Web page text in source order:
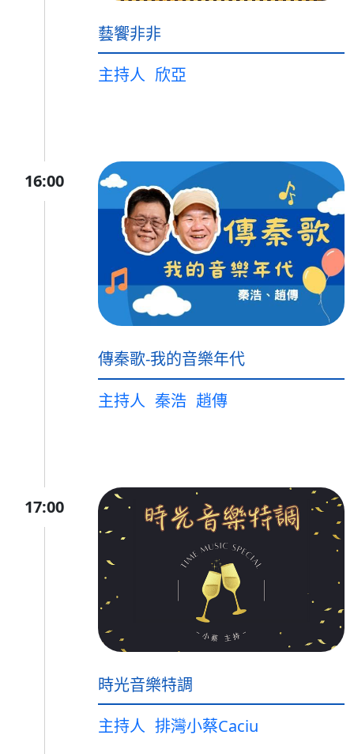
藝饗非非
主持人 欣亞
16:00
傳秦歌-我的音樂年代
主持人 秦浩 趙傳
17:00
時光音樂特調
主持人 排灣小蔡Caciu